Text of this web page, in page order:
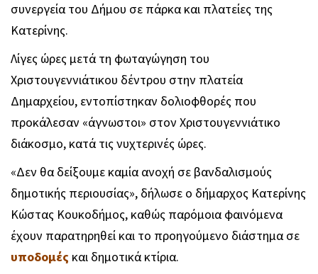
συνεργεία του Δήμου σε πάρκα και πλατείες της
Κατερίνης.
Λίγες ώρες μετά τη φωταγώγηση του
Χριστουγεννιάτικου δέντρου στην πλατεία
Δημαρχείου, εντοπίστηκαν δολιοφθορές που
προκάλεσαν «άγνωστοι» στον Χριστουγεννιάτικο
διάκοσμο, κατά τις νυχτερινές ώρες.
«Δεν θα δείξουμε καμία ανοχή σε βανδαλισμούς
δημοτικής περιουσίας», δήλωσε ο δήμαρχος Κατερίνης
Κώστας Κουκοδήμος, καθώς παρόμοια φαινόμενα
έχουν παρατηρηθεί και το προηγούμενο διάστημα σε
υποδομές και δημοτικά κτίρια.